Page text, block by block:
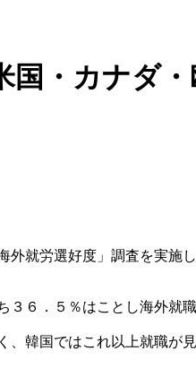
・カナダ・
就労選好度」調査を実施
６．５％はことし海外就
韓国ではこれ以上就職が